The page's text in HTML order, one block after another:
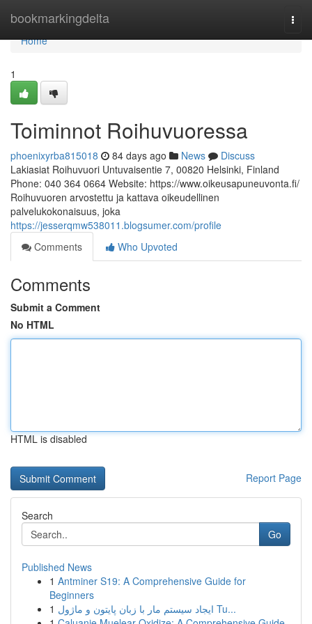
bookmarkingdelta
Home
Home
1
Toiminnot Roihuvuoressa
phoenixyrba815018 84 days ago News
Discuss
Lakiasiat Roihuvuori Untuvaisentie 7, 00820 Helsinki, Finland
Phone: 040 364 0664 Website: https://www.oikeusapuneuvonta.fi/
Roihuvuoren arvostettu ja kattava oikeudellinen
palvelukokonaisuus, joka
https://jesserqmw538011.blogsumer.com/profile
Comments
Who Upvoted
Comments
Submit a Comment
No HTML
HTML is disabled
Report Page
Search
Go
Published News
1 Antminer S19: A Comprehensive Guide for
Beginners
1
ایجاد سیستم مار با زبان پایتون و ماژول Tu...